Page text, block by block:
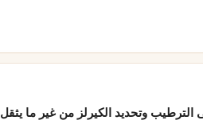
وتحديد الكيرلز من غير ما يثقل